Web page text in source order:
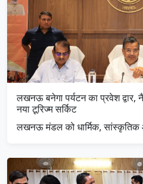
लखनऊ बनेगा पर्यटन का प्रवेश द्वार,
नया टूरिज्म सर्किट
लखनऊ मंडल को धार्मिक,